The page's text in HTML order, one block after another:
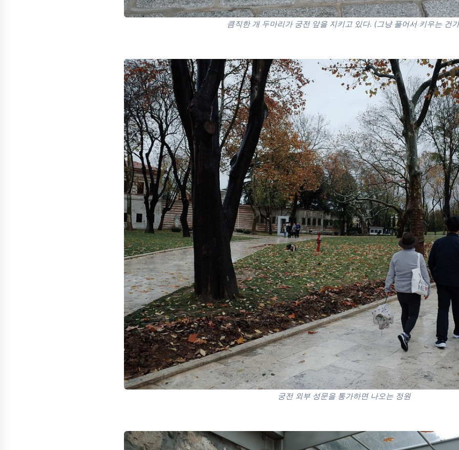
큼직한 개 두마리가 궁전 앞을 지키고 있다. (그냥 풀어서 키우는 건
궁전 외부 성문을 통가하면 나오는 정원